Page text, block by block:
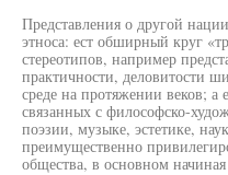
Представления о другой
этноса: ест обширный круг
стереотипов, например
практичности, деловитости
среде на протяжении веков; а
связанных с философско-
поэзии, музыке, эстетике,
преимущественно
общества, в основном